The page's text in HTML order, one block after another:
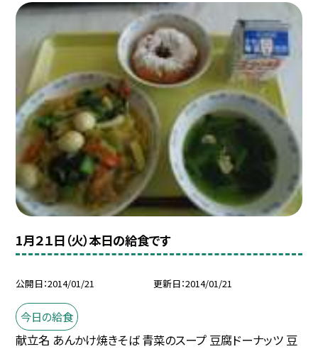
1月２１日（火）本日の給食です
公開日 2014/01/21 更新日 2014/01/21
今日の給食
献立名 あんかけ焼きそば 青菜のスープ 豆腐ドーナッツ 豆